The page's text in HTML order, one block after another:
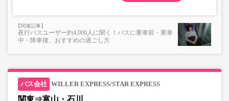
夜行バスユーザー約4,000人に聞く！バスに乗車前・乗車
中・降車後、おすすめの過ごし方
WILLER EXPRESS/STAR EXPRESS
関東⇒富山・石川